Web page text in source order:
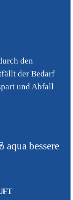
den
der Bedarf
und Abfall